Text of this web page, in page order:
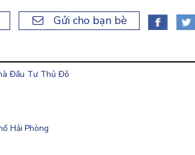
Gửi cho bạn bè
Đầu Tư Thủ Đô
Hải Phòng